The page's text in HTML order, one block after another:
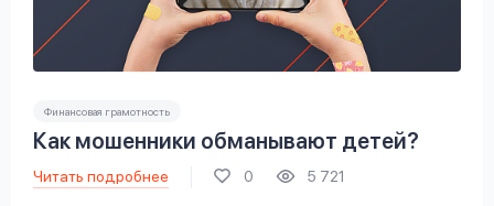
Финансовая грамотность
Как мошенники обманывают детей?
Читать подробнее 0 5 721